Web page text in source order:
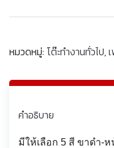
หมวดหมู่: โต๊ะทำงานทั่วไป,
คำอธิบาย
มีให้เลือก 5 สี ขาดำ-